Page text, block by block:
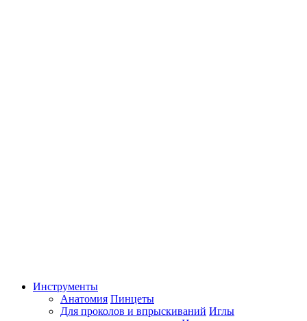
Инструменты
Анатомия Пинцеты
Для проколов и впрыскиваний Иглы